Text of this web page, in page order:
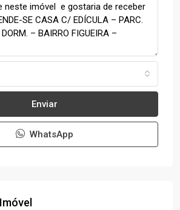
Enviar
WhatsApp